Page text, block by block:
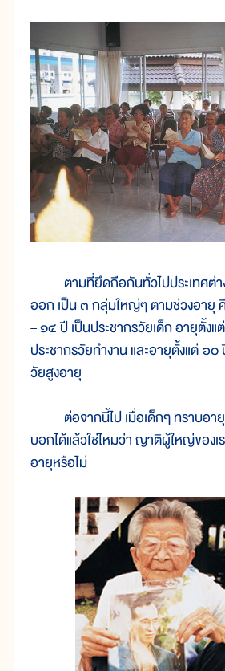
ตามที่ยึดถือกันทั่วไปประเทศต่าง
ออก เป็น ๓ กลุ่มใหญ่ๆ ตามช่วงอายุ
– ๑๔ ปี เป็นประชากรวัยเด็ก อายุตั้ง
ประชากรวัยทำงาน และอายุตั้งแต่ ๖๐
วัยสูงอายุ
ต่อจากนี้ไป เมื่อเด็กๆ ทราบอายุ
บอกได้แล้วใช่ไหมว่า ญาติผู้ใหญ่ของ
อายุหรือไม่